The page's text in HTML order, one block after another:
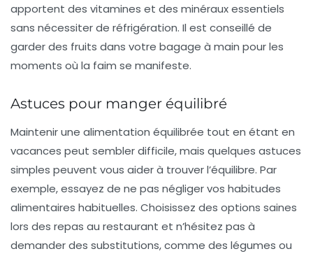
apportent des vitamines et des minéraux essentiels
sans nécessiter de réfrigération. Il est conseillé de
garder des fruits dans votre bagage à main pour les
moments où la faim se manifeste.
Astuces pour manger équilibré
Maintenir une alimentation équilibrée tout en étant en
vacances peut sembler difficile, mais quelques astuces
simples peuvent vous aider à trouver l’équilibre. Par
exemple, essayez de ne pas négliger vos habitudes
alimentaires habituelles. Choisissez des options saines
lors des repas au restaurant et n’hésitez pas à
demander des substitutions, comme des légumes ou